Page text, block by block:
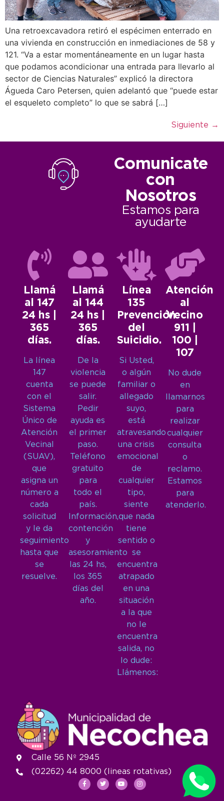
Una retroexcavadora retiró el espécimen enterrado en
una vivienda en construcción en inmediaciones de 58 y
121. “Va a estar momentáneamente en un lugar hasta
que podamos acondicionar una entrada para llevarlo al
sector de Ciencias Naturales” explicó la directora
Águeda Caro Petersen, quien adelantó que “puede estar
el esqueleto completo” lo que se sabrá […]
Siguiente →
Comunicate
con
Nosotros
Estamos para
ayudarte
Llamá
al 147
24 hs |
365
días.
La línea
147
cuenta
con el
Sistema
Único de
Atención
Vecinal
(SUAV),
que
asigna un
número a
cada
solicitud
y le da
seguimiento
hasta que
se
resuelve.
Llamá
al 144
24 hs |
365
días.
De la
violencia
se puede
salir.
Pedir
ayuda es
el primer
paso.
Teléfono
gratuito
para
todo el
país.
Información,
contención
y
asesoramiento
las 24 hs,
los 365
días del
año.
Línea
135
Prevención
del
Suicidio.
Si Usted,
o algún
familiar o
allegado
suyo,
está
atravesando
una crisis
emocional
de
cualquier
tipo,
siente
que nada
tiene
sentido o
se
encuentra
atrapado
en una
situación
a la que
no le
encuentra
salida, no
lo dude:
Llámenos:
Atención
al
Vecino
911 |
100 |
107
No dude
en
llamarnos
para
realizar
cualquier
consulta
o
reclamo.
Estamos
para
atenderlo.
Calle 56 Nº 2945
(02262) 44 8000 (lineas rotativas)